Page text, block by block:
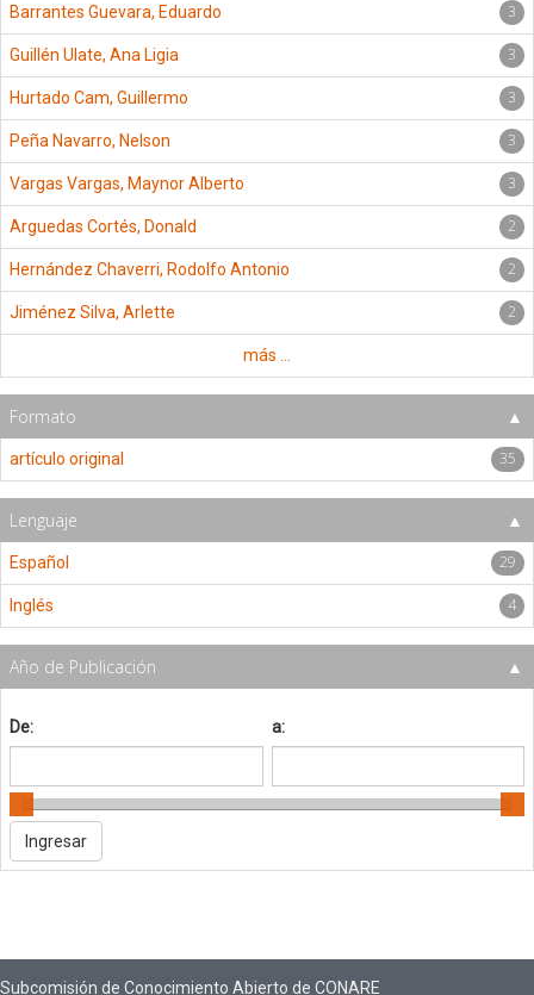
Barrantes Guevara, Eduardo 3
Guillén Ulate, Ana Ligia 3
Hurtado Cam, Guillermo 3
Peña Navarro, Nelson 3
Vargas Vargas, Maynor Alberto 3
Arguedas Cortés, Donald 2
Hernández Chaverri, Rodolfo Antonio 2
Jiménez Silva, Arlette 2
más ...
Formato
artículo original 35
Lenguaje
Español 29
Inglés 4
Año de Publicación
De: a:
Subcomisión de Conocimiento Abierto de CONARE